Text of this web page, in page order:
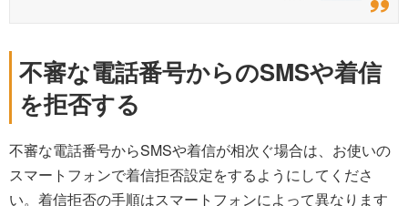
不審な電話番号からのSMSや着信
を拒否する
不審な電話番号からSMSや着信が相次ぐ場合は、お使いの
スマートフォンで着信拒否設定をするようにしてくださ
い。着信拒否の手順はスマートフォンによって異なります